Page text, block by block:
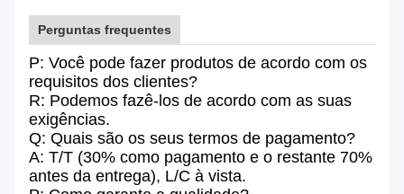
Perguntas frequentes
P: Você pode fazer produtos de acordo com os
requisitos dos clientes?
R: Podemos fazê-los de acordo com as suas
exigências.
Q: Quais são os seus termos de pagamento?
A: T/T (30% como pagamento e o restante 70%
antes da entrega), L/C à vista.